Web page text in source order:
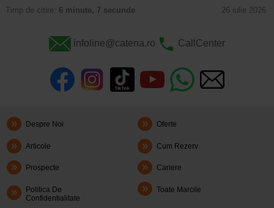
Timp de citire: 6 minute, 7 secunde 26 iulie 2026
infoline@catena.ro CallCenter
Despre Noi Oferte
Articole Cum Rezerv
Prospecte Cariere
Politica De
Confidentialitate
Toate Marcile